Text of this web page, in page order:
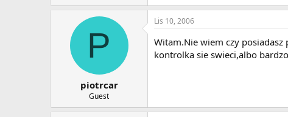
P
piotrcar
Guest
Lis 10, 2006
Witam.Nie wiem czy
kontrolka sie swieci,albo